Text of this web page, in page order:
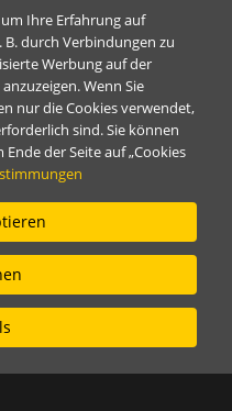
Ihre Erfahrung auf
B. durch Verbindungen zu
Werbung auf der
Wenn Sie
nur die Cookies verwendet,
sind. Sie können
der Seite auf „Cookies